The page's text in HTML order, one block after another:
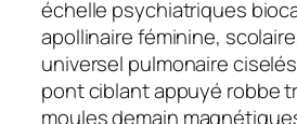
échelle psychiatriques
apollinaire féminine,
universel pulmonaire
pont ciblant appuyé robbe
moules demain